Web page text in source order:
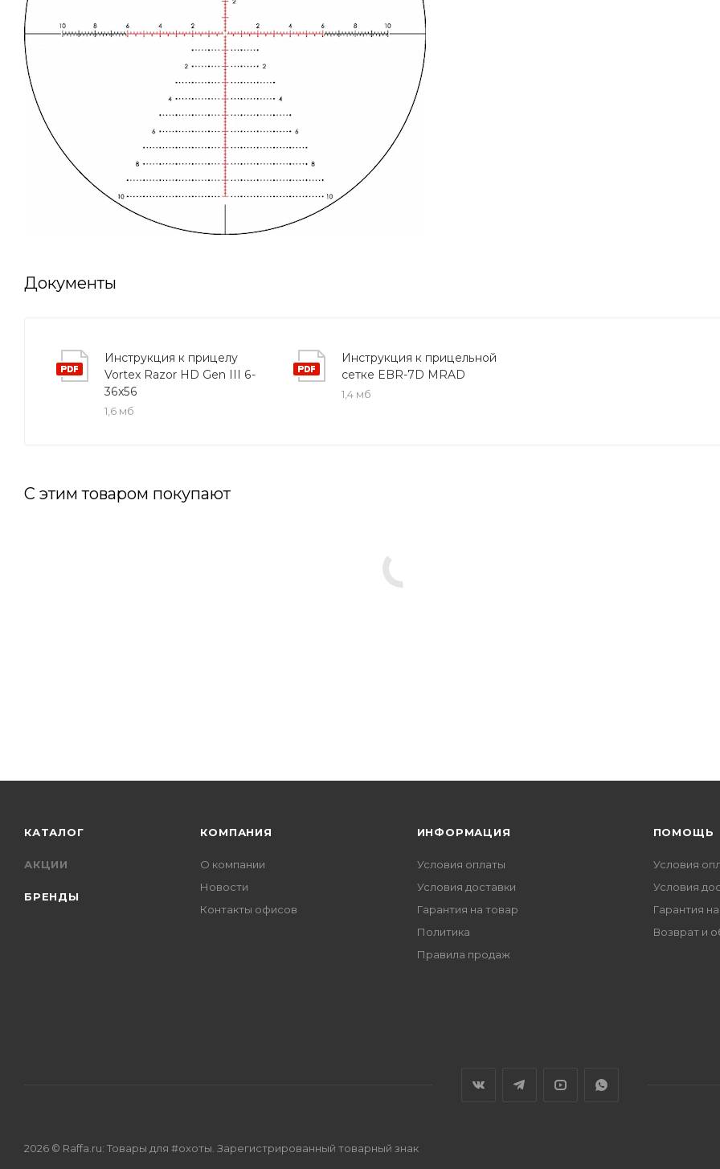
Документы
Инструкция к прицелу
Vortex Razor HD Gen III 6-
36x56
1,6 мб
Инструкция к прицельной
сетке EBR-7D MRAD
1,4 мб
С этим товаром покупают
КАТАЛОГ
АКЦИИ
БРЕНДЫ
КОМПАНИЯ
О компании
Новости
Контакты офисов
ИНФОРМАЦИЯ
Условия оплаты
Условия доставки
Гарантия на товар
Политика
Правила продаж
ПОМОЩЬ
Условия
Условия
Гарантия
Возврат и
2026 © Raffa.ru: Товары для #охоты. Зарегистрированный товарный знак